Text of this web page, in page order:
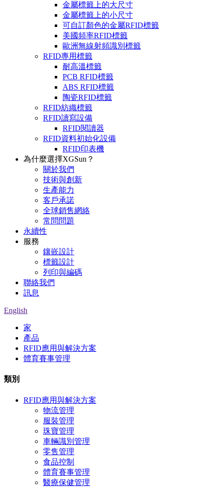
金屬標籤上的大尺寸
金屬標籤上的小尺寸
可自訂顏色的金屬RFID標籤
美國頻率RFID標籤
歐洲無線射頻識別標籤
RFID專用標籤
耐高溫標籤
PCB RFID標籤
ABS RFID標籤
陶瓷RFID標籤
RFID紡織標籤
RFID讀寫設備
RFID閱讀器
RFID資料初始化設備
RFID印表機
為什麼選擇XGSun？
關於我們
技術與創新
生產能力
客戶承諾
全球銷售網絡
常問問題
永續性
服務
鑲嵌設計
標籤設計
列印與編碼
聯絡我們
訊息
English
家
產品
RFID應用與解決方案
體育賽事管理
類別
RFID應用與解決方案
物流管理
服裝管理
珠寶管理
車輛識別管理
零售管理
食品控制
體育賽事管理
醫療保健管理